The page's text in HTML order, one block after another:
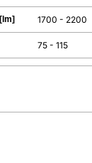
1700 - 2200
75 - 115